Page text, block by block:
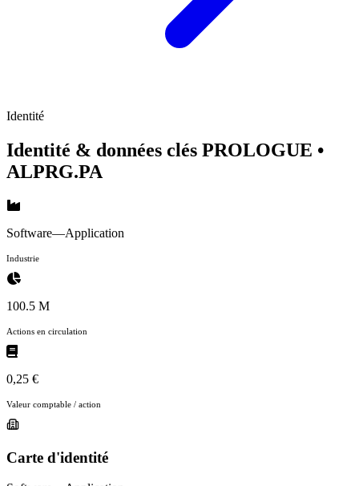
Identité
Identité & données clés PROLOGUE •
ALPRG.PA
Software—Application
Industrie
100.5 M
Actions en circulation
0,25 €
Valeur comptable / action
Carte d'identité